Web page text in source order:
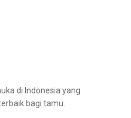
di Indonesia yang
bagi tamu.